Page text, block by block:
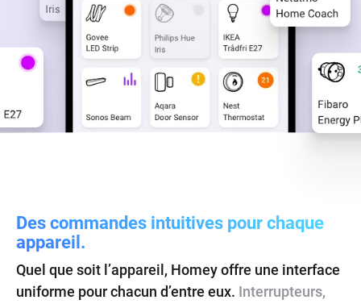
Des commandes intuitives pour chaque
appareil.
Quel que soit l’appareil, Homey offre une interface
uniforme pour chacun d’entre eux. Interrupteurs,